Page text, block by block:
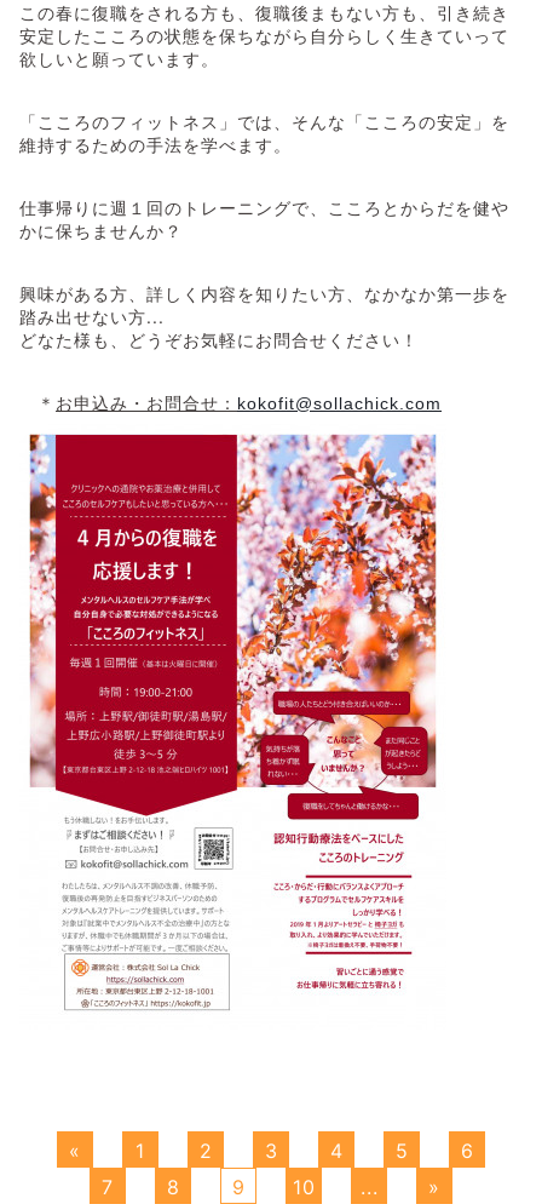
この春に復職をされる方も、復職後まもない方も、引き続き
安定したこころの状態を保ちながら自分らしく生きていって
欲しいと願っています。
「こころのフィットネス」では、そんな「こころの安定」を
維持するための手法を学べます。
仕事帰りに週１回のトレーニングで、こころとからだを健や
かに保ちませんか？
興味がある方、詳しく内容を知りたい方、なかなか第一歩を
踏み出せない方...
どなた様も、どうぞお気軽にお問合せください！
＊ お申込み・お問合せ： kokofit@sollachick.com
« 1 2 3 4 5
6
7
8 9 10 ... »